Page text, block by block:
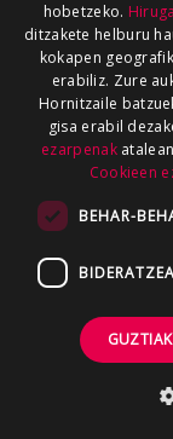
hobetzeko.
ditzakete helburu
kokapen
erabiliz. Zure
Hornitzaile
gisa erabil
ezarpenak
Cookieen
BEHAR-
BIDERATZEA